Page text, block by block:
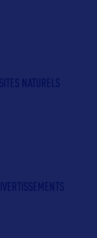
SITES NATURELS